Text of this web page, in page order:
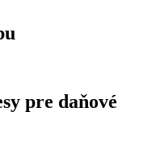
pre daňové